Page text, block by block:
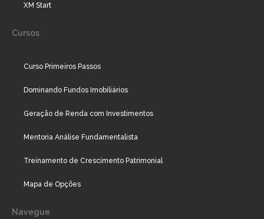
XM Start
Cursos
Curso Primeiros Passos
Dominando Fundos Imobiliários
Geração de Renda com Investimentos
Mentoria Análise Fundamentalista
Treinamento de Crescimento Patrimonial
Mapa de Opções
Navegue